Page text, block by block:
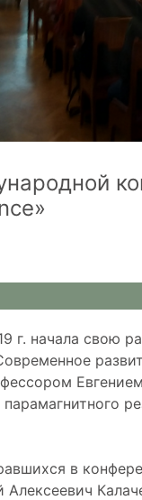
г. начала свою
в
Алексеевич